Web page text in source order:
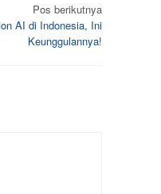
Pos berikutnya
AI di Indonesia, Ini
Keunggulannya!